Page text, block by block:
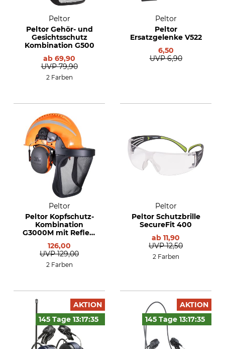
Peltor
Peltor Gehör- und
Gesichtsschutz
Kombination G500
ab 69,90
UVP 79,90
2 Farben
Peltor
Peltor
Ersatzgelenke V522
6,50
UVP 6,90
Peltor
Peltor Kopfschutz-
Kombination
G3000M mit Reflex-
126,00
UVP 129,00
2 Farben
Peltor
Peltor Schutzbrille
SecureFit 400
ab 11,90
UVP 12,50
2 Farben
AKTION
145 Tage 13:17:34
AKTION
145 Tage 13:17:34